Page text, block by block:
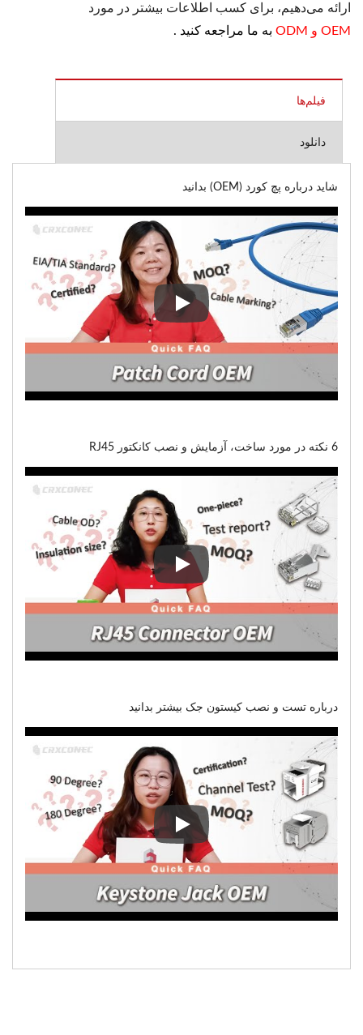
ارائه می‌دهیم، برای کسب اطلاعات بیشتر در مورد
OEM و ODM
به ما مراجعه کنید .
فیلم‌ها
دانلود
شاید درباره پچ کورد (OEM) بدانید
شاید درباره پچ کورد (OEM) بدانید
6 نکته در مورد ساخت، آزمایش و نصب کانکتور RJ45
6 نکته در مورد ساخت، آزمایش و نصب کانکتور RJ45
درباره تست و نصب کیستون جک بیشتر بدانید
درباره تست و نصب کیستون جک